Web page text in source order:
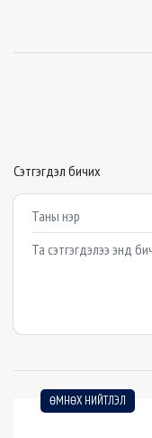
Сэтгэгдэл бичих
Example textarea
ӨМНӨХ НИЙТЛЭЛ